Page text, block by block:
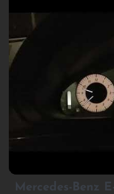
2
Mercedes-Benz